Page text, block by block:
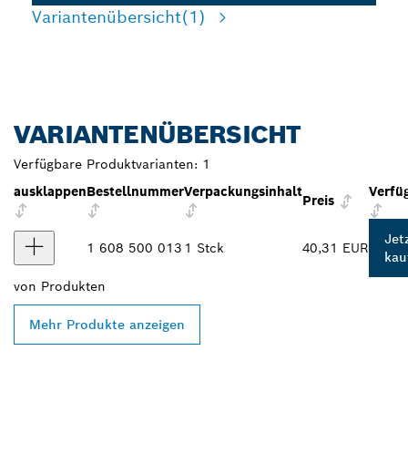
Variantenübersicht(1)
VARIANTENÜBERSICHT
Verfügbare Produktvarianten: 1
ausklappenBestellnummerVerpackungsinhalt
Preis
1 608 500 013 1 Stck 40,31 EUR
von Produkten
Mehr Produkte anzeigen